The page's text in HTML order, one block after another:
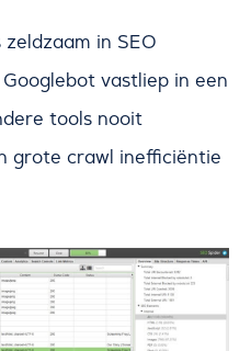
in SEO
vastliep in een
tools nooit
grote crawl inefficiëntie